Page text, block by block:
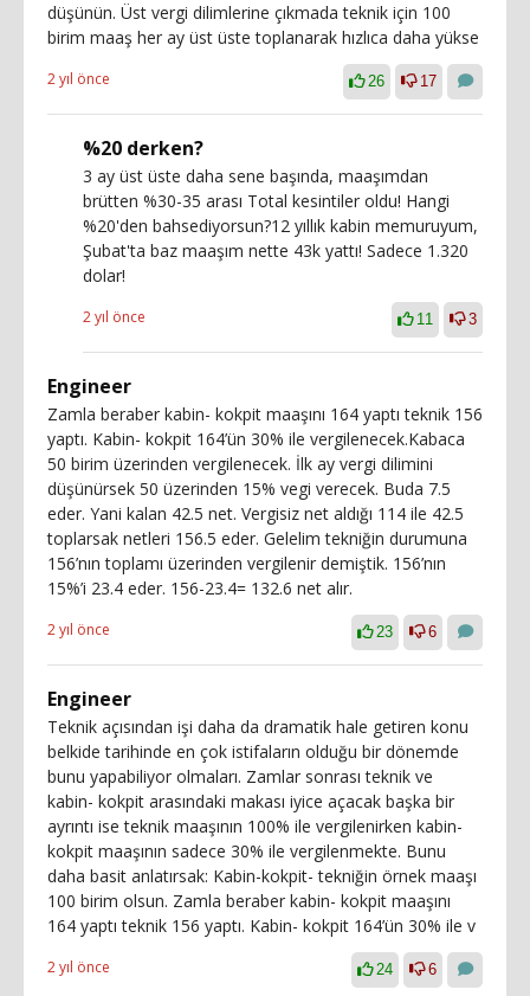
düşünün. Üst vergi dilimlerine çıkmada teknik için 100
birim maaş her ay üst üste toplanarak hızlıca daha yükse
2 yıl önce 26 17
%20 derken?
3 ay üst üste daha sene başında, maaşımdan
brütten %30-35 arası Total kesintiler oldu! Hangi
%20'den bahsediyorsun?12 yıllık kabin memuruyum,
Şubat'ta baz maaşım nette 43k yattı! Sadece 1.320
dolar!
2 yıl önce 11 3
Engineer
Zamla beraber kabin- kokpit maaşını 164 yaptı teknik 156
yaptı. Kabin- kokpit 164’ün 30% ile vergilenecek.Kabaca
50 birim üzerinden vergilenecek. İlk ay vergi dilimini
düşünürsek 50 üzerinden 15% vegi verecek. Buda 7.5
eder. Yani kalan 42.5 net. Vergisiz net aldığı 114 ile 42.5
toplarsak netleri 156.5 eder. Gelelim tekniğin durumuna
156’nın toplamı üzerinden vergilenir demiştik. 156’nın
15%’i 23.4 eder. 156-23.4= 132.6 net alır.
2 yıl önce 23 6
Engineer
Teknik açısından işi daha da dramatik hale getiren konu
belkide tarihinde en çok istifaların olduğu bir dönemde
bunu yapabiliyor olmaları. Zamlar sonrası teknik ve
kabin- kokpit arasındaki makası iyice açacak başka bir
ayrıntı ise teknik maaşının 100% ile vergilenirken kabin-
kokpit maaşının sadece 30% ile vergilenmekte. Bunu
daha basit anlatırsak: Kabin-kokpit- tekniğin örnek maaşı
100 birim olsun. Zamla beraber kabin- kokpit maaşını
164 yaptı teknik 156 yaptı. Kabin- kokpit 164’ün 30% ile v
2 yıl önce 24 6